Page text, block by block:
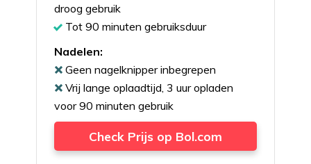
droog gebruik
Tot 90 minuten gebruiksduur
Nadelen:
Geen nagelknipper inbegrepen
Vrij lange oplaadtijd, 3 uur opladen
voor 90 minuten gebruik
Check Prijs op Bol.com